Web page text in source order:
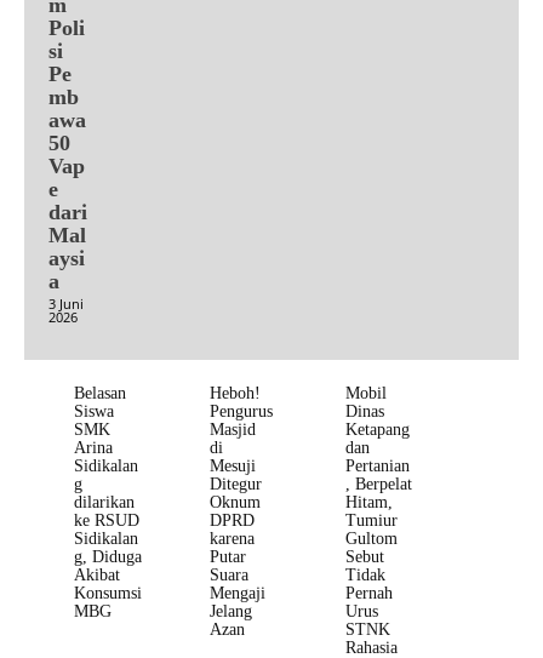
Poli
si
Pe
mb
awa
50
Vap
e
dari
Mal
aysi
a
3 Juni
2026
Belasan
Siswa
SMK
Arina
Sidikalan
g
dilarikan
ke RSUD
Sidikalan
g, Diduga
Akibat
Konsumsi
MBG
Heboh!
Pengurus
Masjid
di
Mesuji
Ditegur
Oknum
DPRD
karena
Putar
Suara
Mengaji
Jelang
Azan
Mobil
Dinas
Ketapang
dan
Pertanian
, Berpelat
Hitam,
Tumiur
Gultom
Sebut
Tidak
Pernah
Urus
STNK
Rahasia